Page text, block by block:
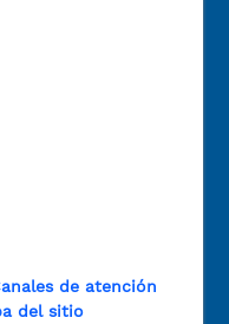
de atención
del sitio